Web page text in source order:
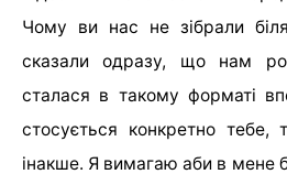
Чому ви нас не зібрали
сказали одразу, що нам
сталася в такому форматі
стосується конкретно тебе,
інакше. Я вимагаю аби в мене